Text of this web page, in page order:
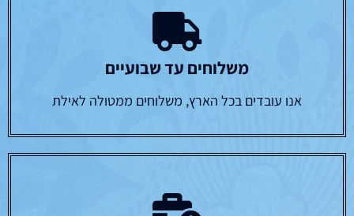
משלוחים עד שבועיים
אנו עובדים בכל הארץ, משלוחים ממטולה לאילת